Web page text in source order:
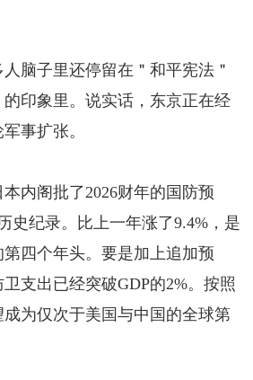
脑子里还停留在＂和平宪法＂
的印象里。说实话，东京正在经
事扩张。
本内阁批了2026财年的国防预
史纪录。比上一年涨了9.4%，是
四个年头。要是加上追加预
支出已经突破GDP的2%。按照
为仅次于美国与中国的全球第